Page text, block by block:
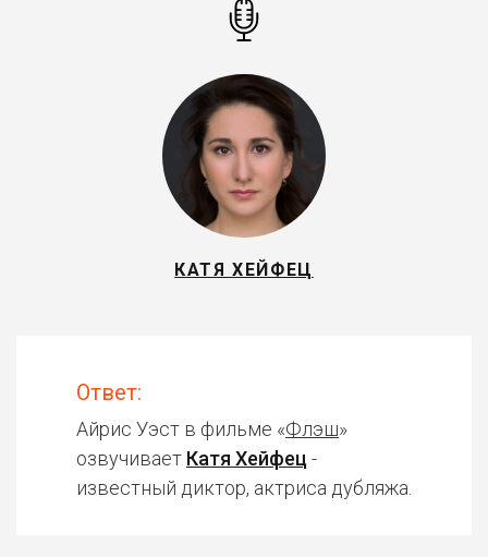
КАТЯ ХЕЙФЕЦ
Ответ:
Айрис Уэст в фильме «Флэш»
озвучивает Катя Хейфец -
известный диктор, актриса дубляжа.